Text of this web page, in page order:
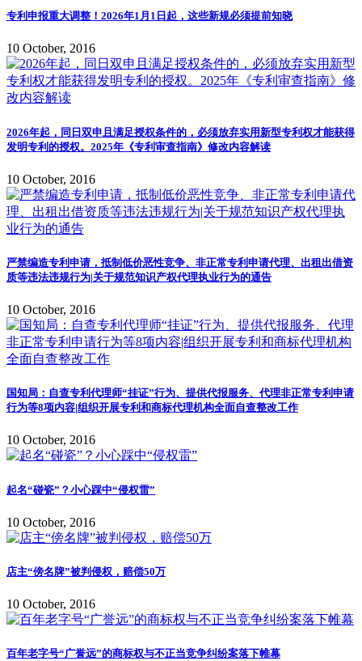
专利申报重大调整！2026年1月1日起，这些新规必须提前知晓
10 October, 2016
2026年起，同日双申且满足授权条件的，必须放弃实用新型专利权才能获得
发明专利的授权。2025年《专利审查指南》修改内容解读
10 October, 2016
严禁编造专利申请，抵制低价恶性竞争、非正常专利申请代理、出租出借资
质等违法违规行为|关于规范知识产权代理执业行为的通告
10 October, 2016
国知局：自查专利代理师“挂证”行为、提供代报服务、代理非正常专利申请
行为等8项内容|组织开展专利和商标代理机构全面自查整改工作
10 October, 2016
起名“碰瓷”？小心踩中“侵权雷”
10 October, 2016
店主“傍名牌”被判侵权，赔偿50万
10 October, 2016
百年老字号“广誉远”的商标权与不正当竞争纠纷案落下帷幕